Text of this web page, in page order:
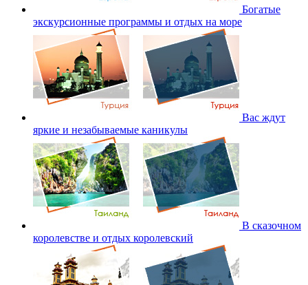
Богатые
экскурсионные программы и отдых на море
Вас ждут
яркие и незабываемые каникулы
В сказочном
королевстве и отдых королевский